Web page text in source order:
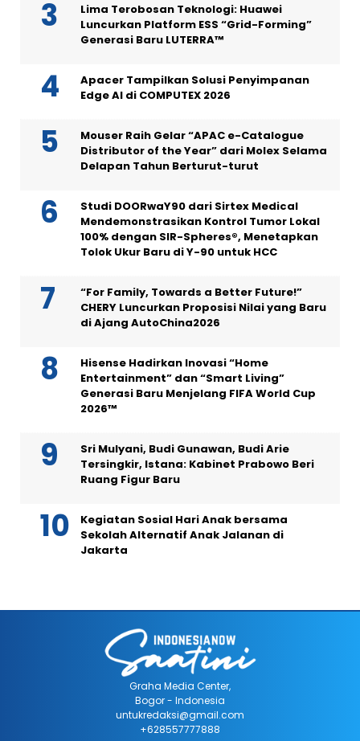
Lima Terobosan Teknologi: Huawei
Luncurkan Platform ESS “Grid-Forming”
Generasi Baru LUTERRA™
Apacer Tampilkan Solusi Penyimpanan
Edge AI di COMPUTEX 2026
Mouser Raih Gelar “APAC e-Catalogue
Distributor of the Year” dari Molex Selama
Delapan Tahun Berturut-turut
Studi DOORwaY90 dari Sirtex Medical
Mendemonstrasikan Kontrol Tumor Lokal
100% dengan SIR-Spheres®, Menetapkan
Tolok Ukur Baru di Y-90 untuk HCC
“For Family, Towards a Better Future!”
CHERY Luncurkan Proposisi Nilai yang Baru
di Ajang AutoChina2026
Hisense Hadirkan Inovasi “Home
Entertainment” dan “Smart Living”
Generasi Baru Menjelang FIFA World Cup
2026™
Sri Mulyani, Budi Gunawan, Budi Arie
Tersingkir, Istana: Kabinet Prabowo Beri
Ruang Figur Baru
Kegiatan Sosial Hari Anak bersama
Sekolah Alternatif Anak Jalanan di
Jakarta
Graha Media Center,
Bogor - Indonesia
untukredaksi@gmail.com
+628557777888